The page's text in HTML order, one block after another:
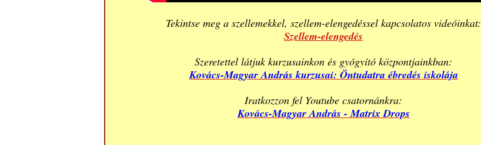
Tekintse meg a szellemekkel, szellem-elengedéssel kapcsolatos videóinkat:
Szellem-elengedés
Szeretettel látjuk kurzusainkon és gyógyító központjainkban:
Kovács-Magyar András kurzusai: Öntudatra ébredés iskolája
Iratkozzon fel Youtube csatornánkra:
Kovács-Magyar András - Matrix Drops